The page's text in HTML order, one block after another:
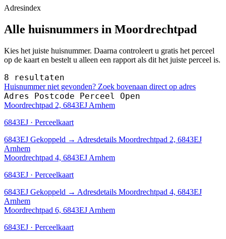
Adresindex
Alle huisnummers in Moordrechtpad
Kies het juiste huisnummer. Daarna controleert u gratis het perceel
op de kaart en bestelt u alleen een rapport als dit het juiste perceel is.
8 resultaten
Huisnummer niet gevonden? Zoek bovenaan direct op adres
Adres Postcode Perceel Open
Moordrechtpad 2, 6843EJ Arnhem
6843EJ · Perceelkaart
6843EJ Gekoppeld → Adresdetails Moordrechtpad 2, 6843EJ
Arnhem
Moordrechtpad 4, 6843EJ Arnhem
6843EJ · Perceelkaart
6843EJ Gekoppeld → Adresdetails Moordrechtpad 4, 6843EJ
Arnhem
Moordrechtpad 6, 6843EJ Arnhem
6843EJ · Perceelkaart